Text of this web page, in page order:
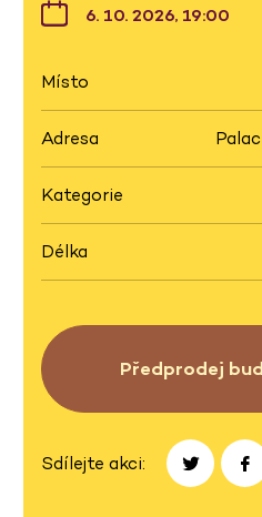
6. 10. 2026, 19:00
Místo
Adresa
Kategorie
Délka
Předprodej
Sdílejte akci: